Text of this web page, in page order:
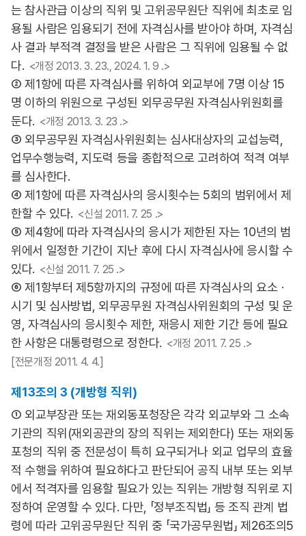
는 참사관급 이상의 직위 및 고위공무원단 직위에 최초로 임
용될 사람은 임용되기 전에 자격심사를 받아야 하며, 자격심
사 결과 부적격 결정을 받은 사람은 그 직위에 임용될 수 없
다. <개정 2013. 3. 23., 2024. 1. 9 .>
② 제1항에 따른 자격심사를 위하여 외교부에 7명 이상 15
명 이하의 위원으로 구성된 외무공무원 자격심사위원회를
둔다. <개정 2013. 3. 23 .>
③ 외무공무원 자격심사위원회는 심사대상자의 교섭능력,
업무수행능력, 지도력 등을 종합적으로 고려하여 적격 여부
를 심사한다.
④ 제1항에 따른 자격심사의 응시횟수는 5회의 범위에서 제
한할 수 있다. <신설 2011. 7. 25 .>
⑤ 제4항에 따라 자격심사의 응시가 제한된 자는 10년의 범
위에서 일정한 기간이 지난 후에 다시 자격심사에 응시할 수
있다. <신설 2011. 7. 25 .>
⑥ 제1항부터 제5항까지의 규정에 따른 자격심사의 요소ㆍ
시기 및 심사방법, 외무공무원 자격심사위원회의 구성 및 운
영, 자격심사의 응시횟수 제한, 재응시 제한 기간 등에 필요
한 사항은 대통령령으로 정한다. <개정 2011. 7. 25 .>
[전문개정 2011. 4. 4.]
제13조의 3 (개방형 직위)
① 외교부장관 또는 재외동포청장은 각각 외교부와 그 소속
기관의 직위(재외공관의 장의 직위는 제외한다) 또는 재외동
포청의 직위 중 전문성이 특히 요구되거나 외교 업무의 효율
적 수행을 위하여 필요하다고 판단되어 공직 내부 또는 외부
에서 적격자를 임용할 필요가 있는 직위는 개방형 직위로 지
정하여 운영할 수 있다. 다만, 「정부조직법」 등 조직 관계 법
령에 따라 고위공무원단 직위 중 「국가공무원법」 제26조의5